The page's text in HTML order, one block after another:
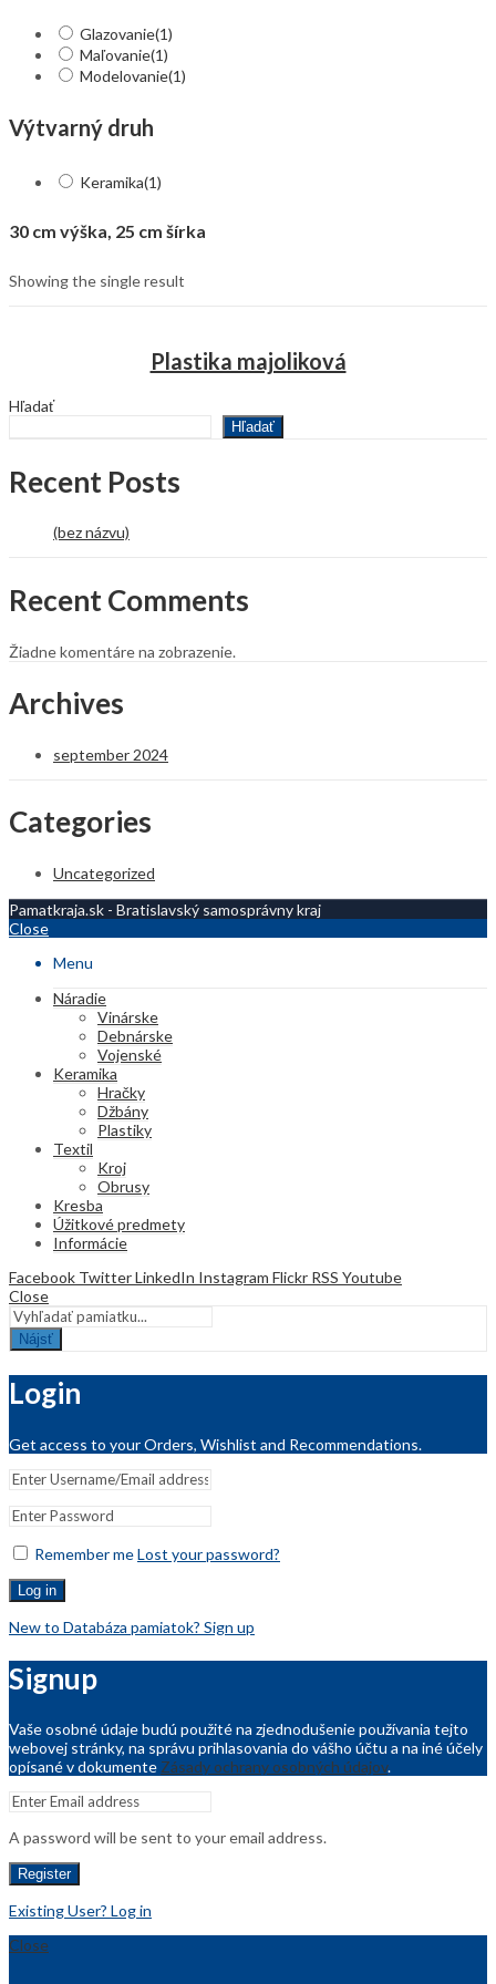
Glazovanie(1)
Maľovanie(1)
Modelovanie(1)
Výtvarný druh
Keramika(1)
30 cm výška, 25 cm šírka
Showing the single result
Plastika majoliková
Hľadať
Hľadať
Recent Posts
(bez názvu)
Recent Comments
Žiadne komentáre na zobrazenie.
Archives
september 2024
Categories
Uncategorized
Pamatkraja.sk - Bratislavský samosprávny kraj
Close
Menu
Náradie
Vinárske
Debnárske
Vojenské
Keramika
Hračky
Džbány
Plastiky
Textil
Kroj
Obrusy
Kresba
Úžitkové predmety
Informácie
Facebook TwitterLinkedIn Instagram Flickr RSS Youtube
Close
Nájsť
Login
Get access to your Orders, Wishlist and Recommendations.
Remember meLost your password?
Log in
New to Databáza pamiatok? Sign up
Signup
Vaše osobné údaje budú použité na zjednodušenie používania tejto
webovej stránky, na správu prihlasovania do vášho účtu a na iné účely
opísané v dokumente Zásady ochrany osobných údajov.
A password will be sent to your email address.
Register
Existing User? Log in
Close